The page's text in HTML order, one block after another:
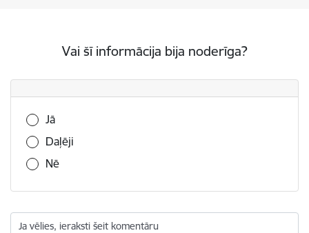
Vai šī informācija bija noderīga?
Vai šī informācija bija noderīga?
Jā
Daļēji
Nē
Ja vēlies, ieraksti šeit komentāru